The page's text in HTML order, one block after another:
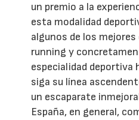
un premio a la
esta modalidad
algunos de los
running y
especialidad deportiva
siga su línea
un escaparate
España, en general,